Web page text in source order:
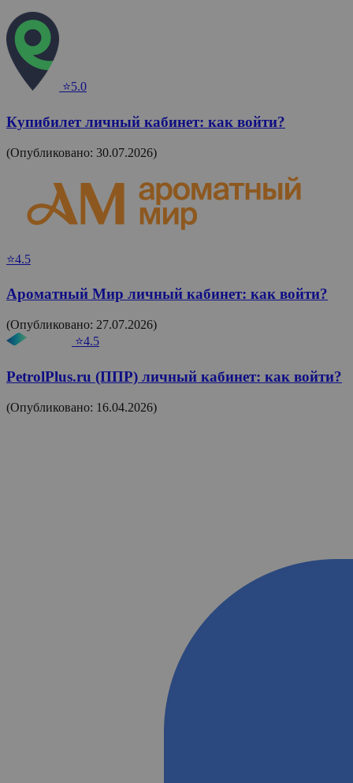
⭐5.0
Купибилет личный кабинет: как войти?
(Опубликовано: 30.07.2026)
⭐4.5
Ароматный Мир личный кабинет: как войти?
(Опубликовано: 27.07.2026)
⭐4.5
PetrolPlus.ru (ППР) личный кабинет: как войти?
(Опубликовано: 16.04.2026)